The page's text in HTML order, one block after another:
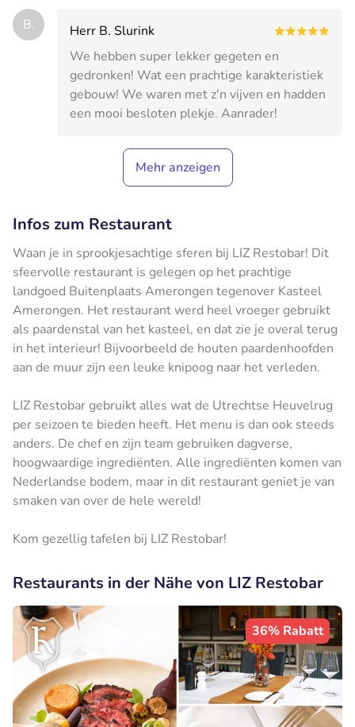
B.
Herr B. Slurink
We hebben super lekker gegeten en
gedronken! Wat een prachtige karakteristiek
gebouw! We waren met z'n vijven en hadden
een mooi besloten plekje. Aanrader!
Mehr anzeigen
Infos zum Restaurant
Waan je in sprookjesachtige sferen bij LIZ Restobar! Dit
sfeervolle restaurant is gelegen op het prachtige
landgoed Buitenplaats Amerongen tegenover Kasteel
Amerongen. Het restaurant werd heel vroeger gebruikt
als paardenstal van het kasteel, en dat zie je overal terug
in het interieur! Bijvoorbeeld de houten paardenhoofden
aan de muur zijn een leuke knipoog naar het verleden.
LIZ Restobar gebruikt alles wat de Utrechtse Heuvelrug
per seizoen te bieden heeft. Het menu is dan ook steeds
anders. De chef en zijn team gebruiken dagverse,
hoogwaardige ingrediënten. Alle ingrediënten komen van
Nederlandse bodem, maar in dit restaurant geniet je van
smaken van over de hele wereld!
Kom gezellig tafelen bij LIZ Restobar!
Restaurants in der Nähe von LIZ Restobar
36% Rabatt